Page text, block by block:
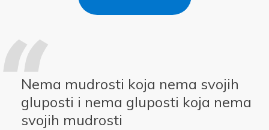
Nema mudrosti koja nema svojih
gluposti i nema gluposti koja nema
svojih mudrosti